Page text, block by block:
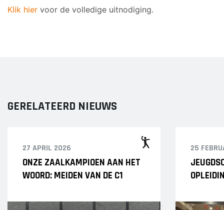
Klik hier voor de volledige uitnodiging.
GERELATEERD NIEUWS
27 APRIL 2026
ONZE ZAALKAMPIOEN AAN HET
WOORD: MEIDEN VAN DE C1
25